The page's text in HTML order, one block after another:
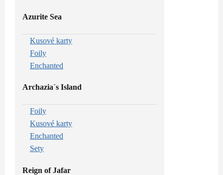
Azurite Sea
Kusové karty
Foily
Enchanted
Archazia´s Island
Foily
Kusové karty
Enchanted
Sety
Reign of Jafar